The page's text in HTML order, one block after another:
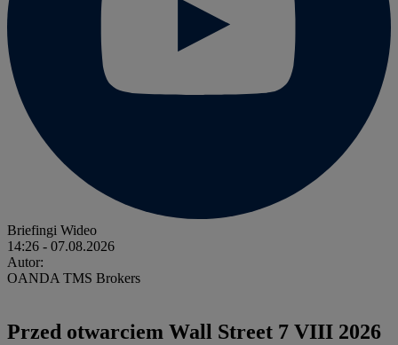
Briefingi Wideo
14:26 - 07.08.2026
Autor:
OANDA TMS Brokers
Przed otwarciem Wall Street 7 VIII 2026